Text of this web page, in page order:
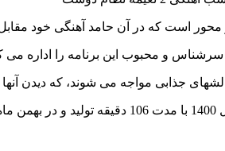
محور است که در آن حامد آهنگی خود
سرشناس و محبوب این برنامه را اداره می
جذابی مواجه می شوند، که دیدن